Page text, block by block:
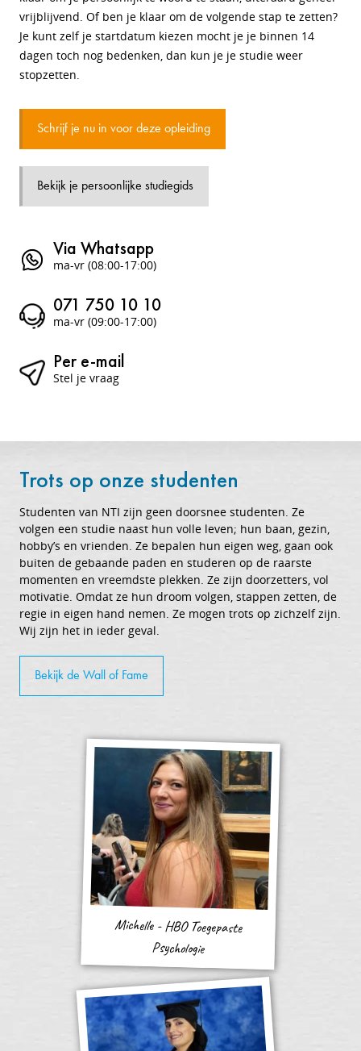
vrijblijvend. Of ben je klaar om de volgende stap te zetten?
Je kunt zelf je startdatum kiezen mocht je je binnen 14
dagen toch nog bedenken, dan kun je je studie weer
stopzetten.
Schrijf je nu in voor deze opleiding
Bekijk je persoonlijke studiegids
Via Whatsapp
ma-vr (08:00-17:00)
071 750 10 10
ma-vr (09:00-17:00)
Per e-mail
Stel je vraag
Trots op onze studenten
Studenten van NTI zijn geen doorsnee studenten. Ze
volgen een studie naast hun volle leven; hun baan, gezin,
hobby’s en vrienden. Ze bepalen hun eigen weg, gaan ook
buiten de gebaande paden en studeren op de raarste
momenten en vreemdste plekken. Ze zijn doorzetters, vol
motivatie. Omdat ze hun droom volgen, stappen zetten, de
regie in eigen hand nemen. Ze mogen trots op zichzelf zijn.
Wij zijn het in ieder geval.
Bekijk de Wall of Fame
Michelle - HBO Toegepaste
Psychologie